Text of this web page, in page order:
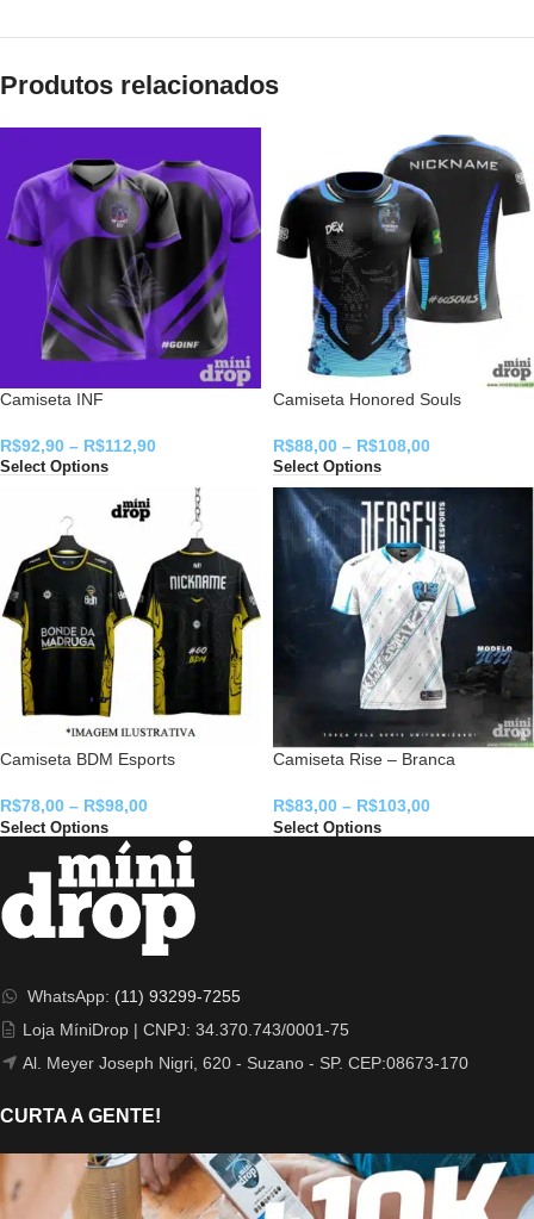
Produtos relacionados
Camiseta INF
R$92,90 – R$112,90
Select Options
Camiseta Honored Souls
R$88,00 – R$108,00
Select Options
Camiseta BDM Esports
R$78,00 – R$98,00
Select Options
Camiseta Rise – Branca
R$83,00 – R$103,00
Select Options
WhatsApp: (11) 93299-7255
Loja MíniDrop | CNPJ: 34.370.743/0001-75
Al. Meyer Joseph Nigri, 620 - Suzano - SP. CEP:08673-170
CURTA A GENTE!